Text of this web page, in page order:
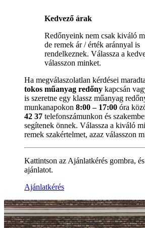
Kedvező árak
Redőnyeink nem csak kiváló
de remek ár / érték aránnyal is
rendelkeznek. Válassza a
válasszon minket.
Ha megválaszolatlan kérdései
tokos műanyag redőny kapcsán
is szeretne egy klassz műanyag
munkanapokon 8:00 – 17:00 óra
42 37 telefonszámunkon és
segítenek önnek. Válassza a kiváló
remek szakértelmet, azaz válasszon
Kattintson az Ajánlatkérés gombra,
ajánlatot.
Ajánlatkérés